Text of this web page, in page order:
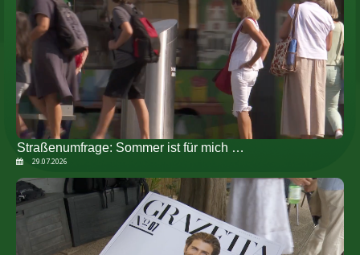
Straßenumfrage: Sommer ist für mich …
29.07.2026